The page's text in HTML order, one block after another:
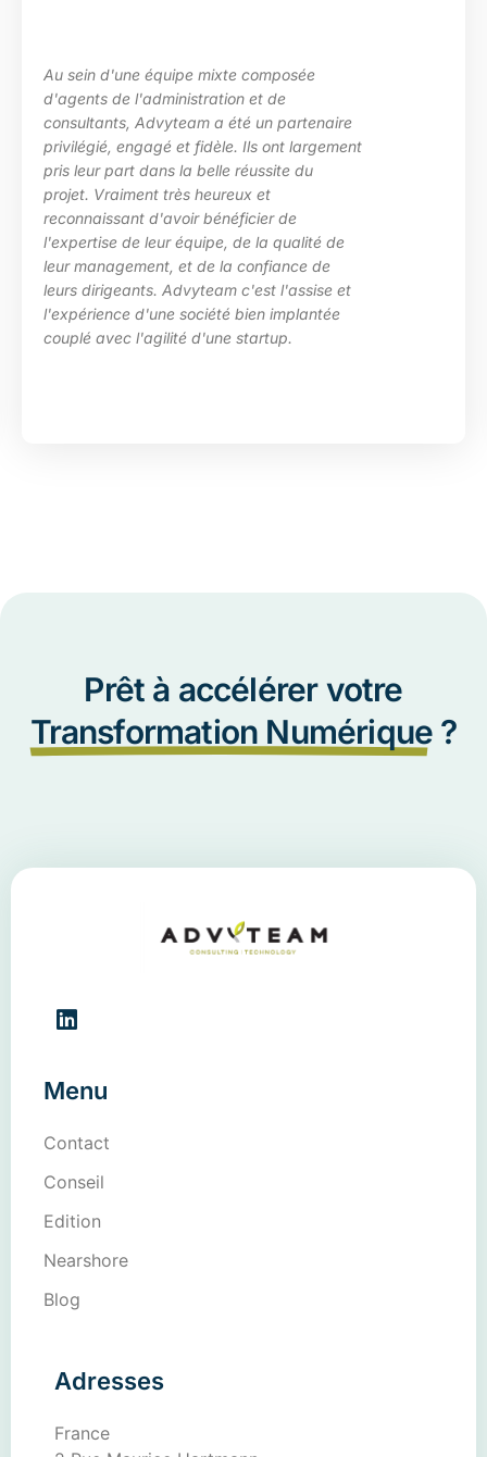
largement
de
de
et
La maîtrise des sujets, la
les besoins de ma structure,
des situations diverses. Nous
particulièrement apprécié
d’Advyteam lors de la
en place d’un plan de montée de
compétences sur le pôle de
HRa au sein de la DGFiP.
Prêt à accélérer votre
Transformation Numérique ?
Menu
Contact
Conseil
Edition
Nearshore
Blog
Adresses
France